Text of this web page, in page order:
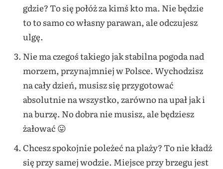
gdzie? To się połóż za kimś kto ma. Nie będzie
to to samo co własny parawan, ale odczujesz
ulgę.
Nie ma czegoś takiego jak stabilna pogoda nad
morzem, przynajmniej w Polsce. Wychodzisz
na cały dzień, musisz się przygotować
absolutnie na wszystko, zarówno na upał jak i
na burzę. No dobra nie musisz, ale będziesz
żałować 😛
Chcesz spokojnie poleżeć na plaży? To nie kładź
się przy samej wodzie. Miejsce przy brzegu jest